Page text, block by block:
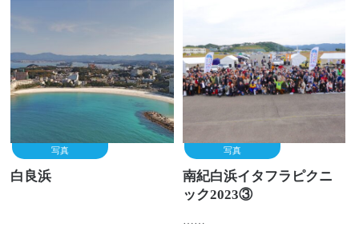
写真
白良浜
写真
南紀白浜イタフラピクニ
ック2023③
……